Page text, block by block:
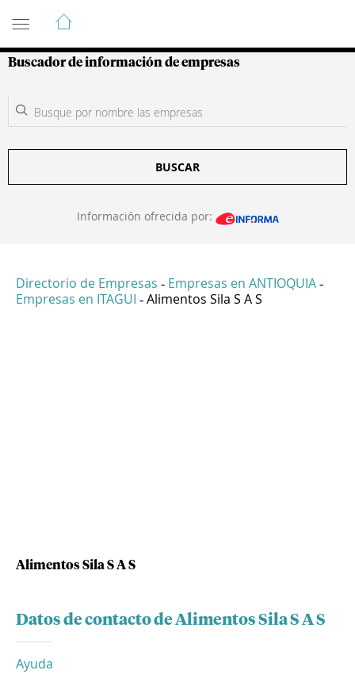
Guía de Empresas Colombianas
Buscador de información de empresas
BUSCAR
Información ofrecida por:
Directorio de Empresas - Empresas en ANTIOQUIA -
Empresas en ITAGUI - Alimentos Sila S A S
Alimentos Sila S A S
Datos de contacto de Alimentos Sila S A S
Ayuda